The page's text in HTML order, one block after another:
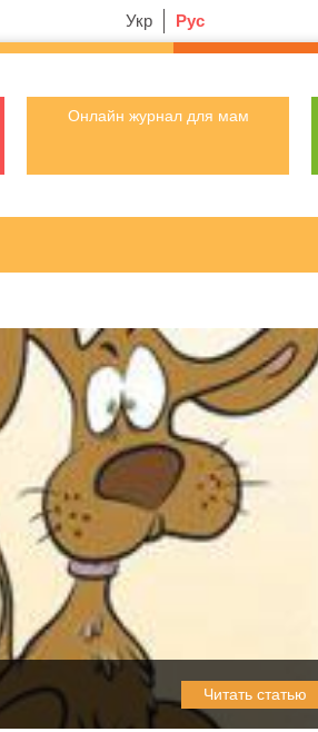
Укр Рус
Онлайн журнал для мам
Читать статью